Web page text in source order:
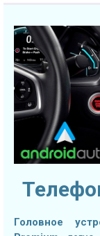
Головное